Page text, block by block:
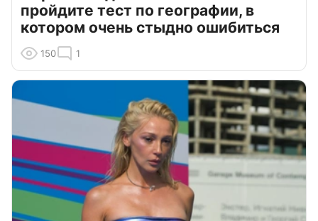
пройдите тест по географии, в
котором очень стыдно ошибиться
150 1